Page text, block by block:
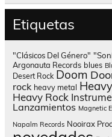
Etiquetas
"Clásicos Del Género"
Argonauta Records blues
Desert Rock Doom
rock heavy metal
Heavy Rock
Lanzamientos Magnetic
Napalm Records Nooirax